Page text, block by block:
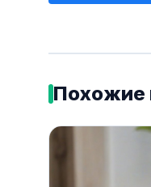
Похожие